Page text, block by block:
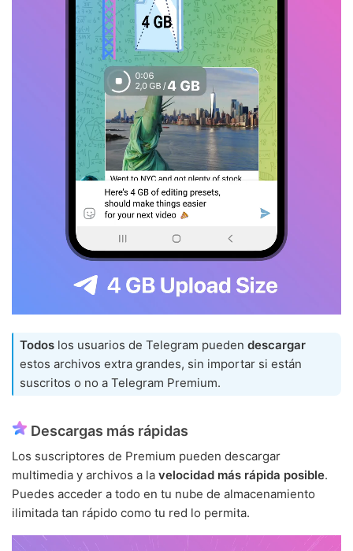
Todos los usuarios de Telegram pueden descargar
estos archivos extra grandes, sin importar si están
suscritos o no a Telegram Premium.
Descargas más rápidas
Los suscriptores de Premium pueden descargar
multimedia y archivos a la velocidad más rápida posible.
Puedes acceder a todo en tu nube de almacenamiento
ilimitada tan rápido como tu red lo permita.